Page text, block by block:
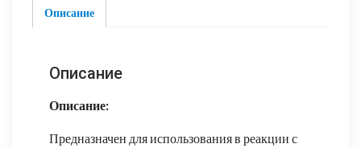
Лигаза
Описание
Описание
Описание:
Предназначен для использования в реакции с